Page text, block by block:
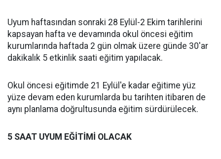
Uyum haftasından sonraki 28 Eylül-2 Ekim tarihlerini
kapsayan hafta ve devamında okul öncesi eğitim
kurumlarında haftada 2 gün olmak üzere günde 30'ar
dakikalık 5 etkinlik saati eğitim yapılacak.
Okul öncesi eğitimde 21 Eylül'e kadar eğitime yüz
yüze devam eden kurumlarda bu tarihten itibaren de
aynı planlama doğrultusunda eğitim sürdürülecek.
5 SAAT UYUM EĞİTİMİ OLACAK